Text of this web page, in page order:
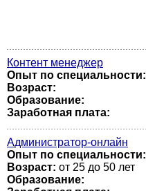
Контент менеджер
Опыт по специальности:
Возраст:
Образование:
Заработная плата:
Администратор-онлайн
Опыт по специальности:
Возраст: от 25 до 50 лет
Образование: